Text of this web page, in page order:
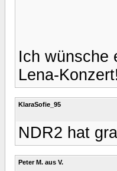
Ich wünsche
Lena-Konzert!
KlaraSofie_95
NDR2 hat
Peter M. aus V.